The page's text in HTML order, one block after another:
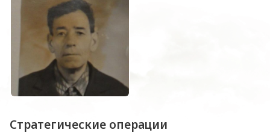
Стратегические операции